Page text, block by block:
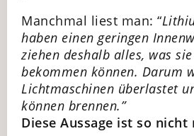
Manchmal liest man: “
haben einen geringen
ziehen deshalb alles, was
bekommen können. Darum
Lichtmaschinen überlastet
können brennen.”
Diese Aussage ist so nicht